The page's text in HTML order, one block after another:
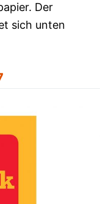
Der
sich unten